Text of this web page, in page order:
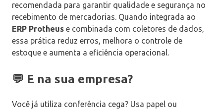
recomendada para garantir qualidade e segurança no
recebimento de mercadorias. Quando integrada ao
ERP Protheus e combinada com coletores de dados,
essa prática reduz erros, melhora o controle de
estoque e aumenta a eficiência operacional.
💬 E na sua empresa?
Você já utiliza conferência cega? Usa papel ou